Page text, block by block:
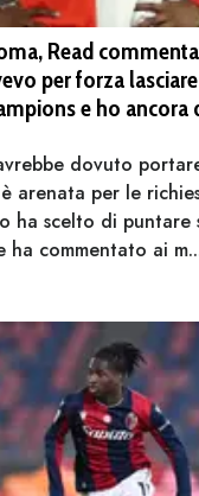
Read
per forza
e ho ancora
dovuto
è arenata per le
ha scelto di puntare
ha commentato ai